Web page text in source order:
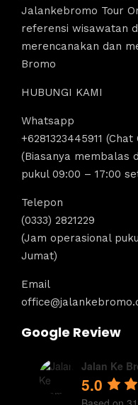
Jalankebromo Tour
referensi wisawatan
merencanakan dan
Bromo
HUBUNGI KAMI
Whatsapp
+6281323445911 (Chat
(Biasanya membalas
pukul 09:00 – 17:00
Telepon
(0333) 2821229
(Jam operasional
Jumat)
Email
Google Review
Jalan Ke
5.0